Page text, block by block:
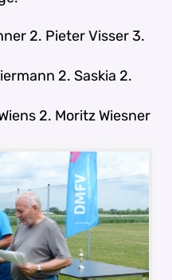
2. Pieter Visser 3.
2. Saskia 2.
2. Moritz Wiesner